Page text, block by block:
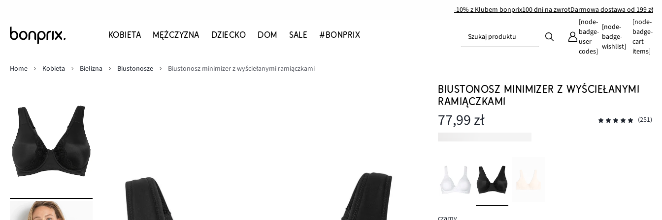
-10% z Klubem bonprix100 dni na zwrotDarmowa dostawa od 199 zł
KOBIETA MĘŻCZYZNA DZIECKO DOM SALE #BONPRIX Szukaj produktu
[node-
badge-
user-
codes]
[node-
badge-
wishlist]
[node-
badge-
cart-
items]
Home
Kobieta Bielizna Biustonosze Biustonosz minimizer z wyściełanymi ramiączkami
BIUSTONOSZ MINIMIZER Z WYŚCIEŁANYMI
RAMIĄCZKAMI
77,99 zł (251)